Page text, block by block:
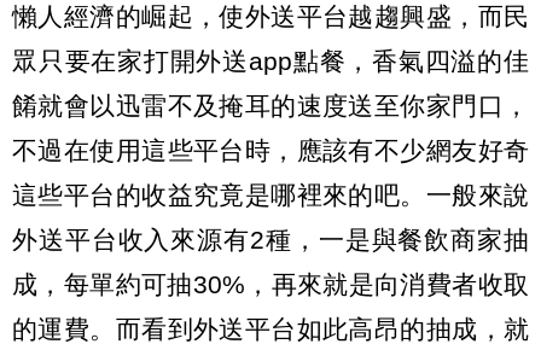
懶人經濟的崛起，使外送平台越趨興盛，而民
眾只要在家打開外送app點餐，香氣四溢的佳
餚就會以迅雷不及掩耳的速度送至你家門口，
不過在使用這些平台時，應該有不少網友好奇
這些平台的收益究竟是哪裡來的吧。一般來說
外送平台收入來源有2種，一是與餐飲商家抽
成，每單約可抽30%，再來就是向消費者收取
的運費。而看到外送平台如此高昂的抽成，就